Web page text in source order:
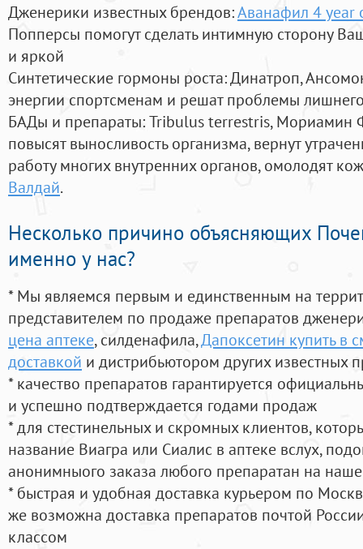
Дженерики известных брендов:Аванафил 4 year
Попперсы помогут сделать интимную сторону
и яркой
Синтетические гормоны роста: Динатроп,
энергии спортсменам и решат проблемы
БАДы и препараты:Tribulus terrestris, Мориамин
повысят выносливость организма, вернут
работу многих внутренних органов, омолодят
Валдай.
Несколько причино объясняющих
именно у нас?
* Мы являемся первым и единственным на
представителем по продаже препаратов
цена аптеке, силденафила,Дапоксетин купить в
доставкой и дистрибьютором других известных
* качество препаратов гарантируется
и успешно подтверждается годами продаж
* для стестинельных и скромных клиентов,
название Виагра или Сиалис в аптеке вслух,
анонимныого заказа любого препаратан на
* быстрая и удобная доставка курьером по
же возможна доставка препаратов почтой
классом